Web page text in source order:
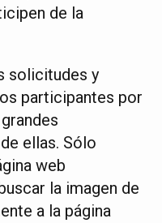
de la
solicitudes y
participantes por
ellas. Sólo
web
la imagen de
a la página